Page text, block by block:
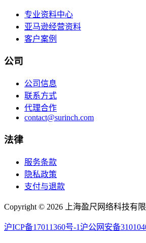
专业资料中心
亚马逊经营资料
客户案例
公司
公司信息
联系方式
代理合作
contact@surinch.com
法律
服务条款
隐私政策
支付与退款
Copyright © 2026 上海盈尺网络科技有
沪ICP备17011360号-1沪公网安备